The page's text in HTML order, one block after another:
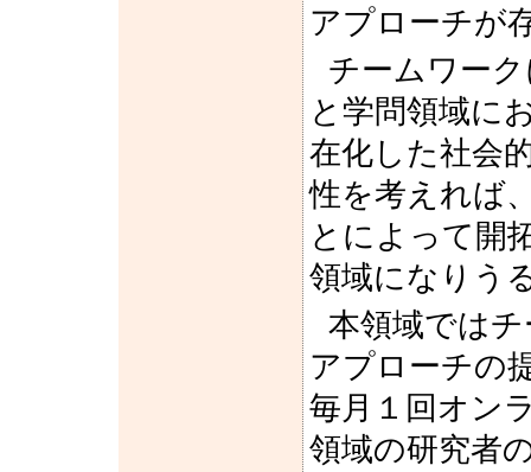
アプローチが
チームワー
と学問領域に
在化した社会
性を考えれば
とによって開
領域になりう
本領域では
アプローチの
毎月１回オン
領域の研究者